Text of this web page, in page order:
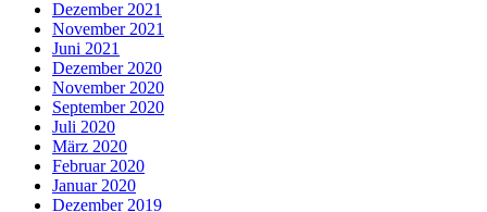
Dezember 2021
November 2021
Juni 2021
Dezember 2020
November 2020
September 2020
Juli 2020
März 2020
Februar 2020
Januar 2020
Dezember 2019